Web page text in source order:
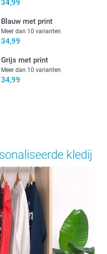
34,99
Blauw met print
Meer dan 10 varianten
34,99
Grijs met print
Meer dan 10 varianten
34,99
kledij